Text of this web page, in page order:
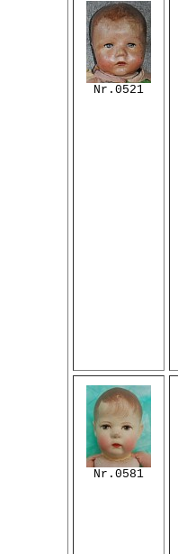
Nr.0521
Nr.0581